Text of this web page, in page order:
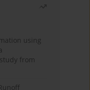
using
from